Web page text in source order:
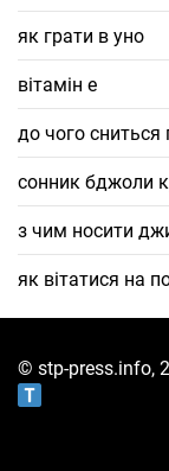
як грати в уно
вітамін е
до чого сниться
сонник бджоли
з чим носити
як вітатися на
© stp-press.info,